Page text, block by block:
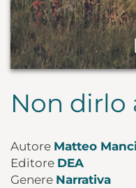
Non dirlo
Autore Matteo
Editore DEA
Genere Narrativa